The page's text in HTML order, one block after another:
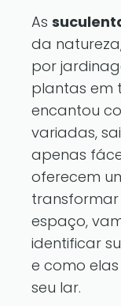
As
da
por
plantas em
encantou
variadas,
apenas
oferecem
transformar
espaço,
identificar
e como
seu lar.